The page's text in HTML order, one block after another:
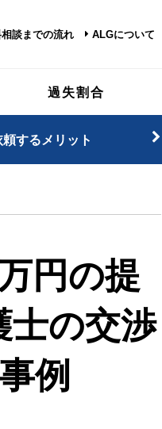
談までの流れ ALGについて
過失割合
するメリット
円の提
士の交渉
例